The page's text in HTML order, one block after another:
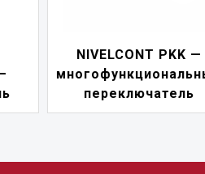
NIVELCONT PKK —
переключатель